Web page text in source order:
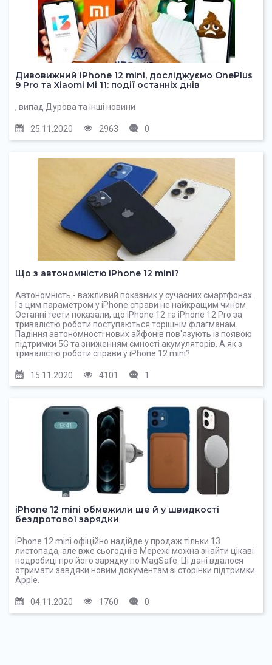
Дивовижний iPhone 12 mini, досліджуємо OnePlus
9 Pro та Xiaomi Mi 11: події останніх днів
, випад Дурова та інші новини
25.11.2020 2963 0
Що з автономністю iPhone 12 mini?
Автономність - важливий показник у сучасних смартфонах.
І з цим параметром у iPhone справи не найкращим чином.
Останні тести показали, що iPhone 12 та iPhone 12 Pro за
тривалістю роботи поступаються торішнім флагманам.
Падіння автономності нових айфонів пов'язують із появою
підтримки 5G та зниженням ємності акумуляторів. А як з
тривалістю роботи справи у iPhone 12 mini?
15.11.2020 4101 1
iPhone 12 mini обмежили ще й у швидкості
бездротової зарядки
iPhone 12 mini офіційно надійде у продаж тільки 13
листопада, але вже сьогодні в Мережі можна знайти цікаві
подробиці про його зарядку по MagSafe. Ці дані вдалося
отримати завдяки новим документам зі сторінки підтримки
Apple.
04.11.2020 1760 0